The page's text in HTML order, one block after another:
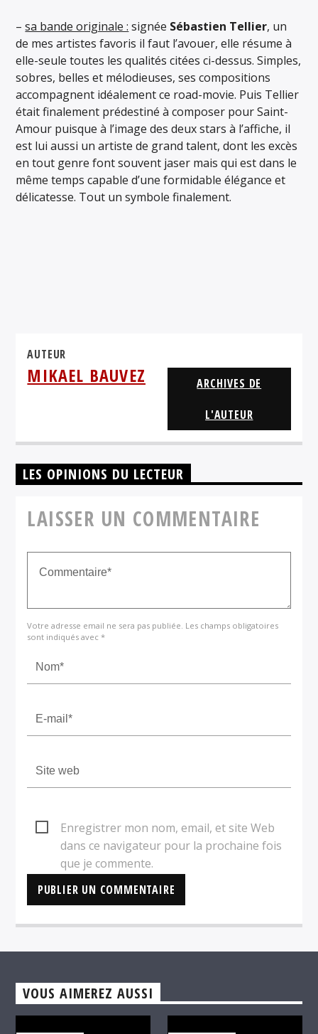
–sa bande originale : signée Sébastien Tellier, un
de mes artistes favoris il faut l’avouer, elle résume à
elle-seule toutes les qualités citées ci-dessus. Simples,
sobres, belles et mélodieuses, ses compositions
accompagnent idéalement ce road-movie. Puis Tellier
était finalement prédestiné à composer pour Saint-
Amour puisque à l’image des deux stars à l’affiche, il
est lui aussi un artiste de grand talent, dont les excès
en tout genre font souvent jaser mais qui est dans le
même temps capable d’une formidable élégance et
délicatesse. Tout un symbole finalement.
AUTEUR
MIKAEL BAUVEZ
ARCHIVES DE
L'AUTEUR
LES OPINIONS DU LECTEUR
LAISSER UN COMMENTAIRE
Votre adresse email ne sera pas publiée. Les champs obligatoires
sont indiqués avec *
Enregistrer mon nom, email, et site Web
dans ce navigateur pour la prochaine fois
que je commente.
VOUS AIMEREZ AUSSI